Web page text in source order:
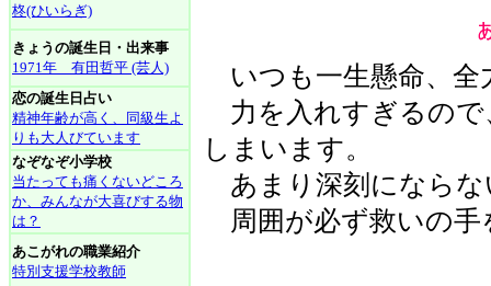
柊(ひいらぎ)
きょうの誕生日・出来事
1971年 有田哲平 (芸人)
恋の誕生日占い
精神年齢が高く、同級生よ
りも大人びています
なぞなぞ小学校
当たっても痛くないどころ
か、みんなが大喜びする物
は？
あこがれの職業紹介
特別支援学校教師
いつも一生懸命、全
力を入れすぎるので
しまいます。
あまり深刻にならな
周囲が必ず救いの手